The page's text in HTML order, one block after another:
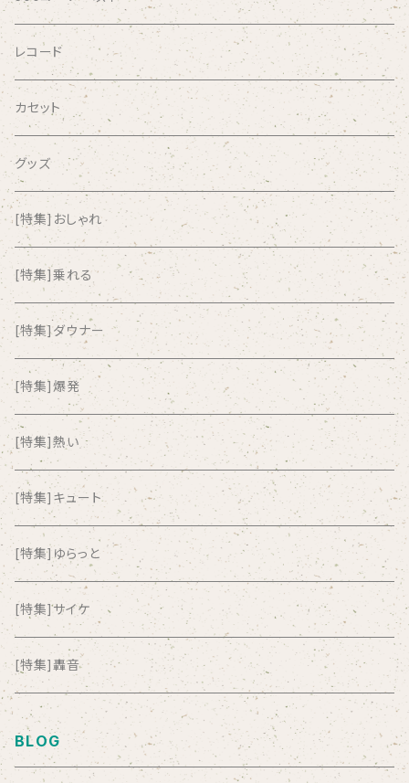
AGU
AIRCRAFT
airlie
AKUTAGAWA FANCLUB
ALKASILKA
all about paradise
ALL ITEM 10 TIMES
Amia Calva
Amsterdamned
ANYO
And Summer Club
anticlockwise
Aysula
Bad Operation
レコード
カセット
グッズ
[特集]おしゃれ
[特集]乗れる
[特集]ダウナー
[特集]爆発
[特集]熱い
[特集]キュート
[特集]ゆらっと
[特集]サイケ
[特集]轟音
BLOG